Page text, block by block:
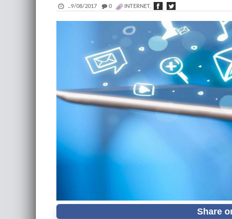
..9/08/2017 _ 0 INTERNET,